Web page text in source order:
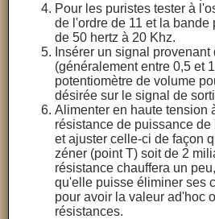
Pour les puristes tester à
de l'ordre de 11 et la
de 50 hertz à 20 Khz.
Insérer un signal
(généralement entre 0,5 et
potentiomètre de volume
désirée sur le signal de
Alimenter en haute tension
résistance de puissance
et ajuster celle-ci de façon
zéner (point T) soit de 2
résistance chauffera un
qu'elle puisse éliminer ses
pour avoir la valeur ad'hoc
résistances.